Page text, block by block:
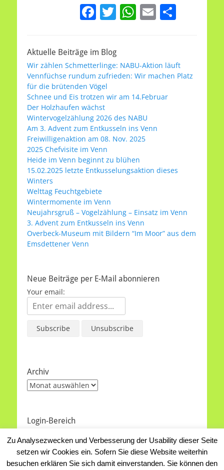
F
c
e
b
o
o
k
T
er
W
s
A
p
E
l n
Aktuelle Beiträge im Blog
Wir zählen Schmetterlinge: NABU-Aktion läuft
Vennfüchse rundum zufrieden: Wir machen Platz
für die brütenden Vögel
Schnee und Eis trotzen wir am 14.Februar
Der Holzhaufen wächst
Wintervogelzählung 2026 des NABU
Am 3. Advent zum Entkusseln ins Venn
Freiwilligenaktion am 08. Nov. 2025
2025 Chefvisite im Venn
Heide im Venn beginnt zu blühen
15.02.2025 letzte Entkusselungsaktion dieses
Winters
Welttag Feuchtgebiete
Wintermomente im Venn
Neujahrsgruß – Vogelzählung – Einsatz im Venn
3. Advent zum Entkusseln ins Venn
Overbeck-Museum mit Bildern “Im Moor” aus dem
Emsdettener Venn
Neue Beiträge per E-Mail abonnieren
Your email:
Archiv
Archiv
Login-Bereich
Eintrags-Feed
WordPress.org
Zu Analysezwecken und Verbesserung der Usability dieser Seite
setzen wir Cookies ein. Sofern Sie diese Website weiterhin
besuchen erklären Sie sich damit einverstanden. Sie können den